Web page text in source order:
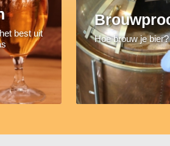
best uit
Hoe brouw je bier?